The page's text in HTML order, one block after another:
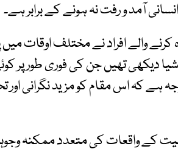
آمد و رفت نہ ہونے کے برابر ہے۔
والے افراد نے مختلف اوقات
دیکھی تھیں جن کی فوری طور پر
ہے کہ اس مقام کو مزید نگرانی
کے واقعات کی متعدد ممکنہ